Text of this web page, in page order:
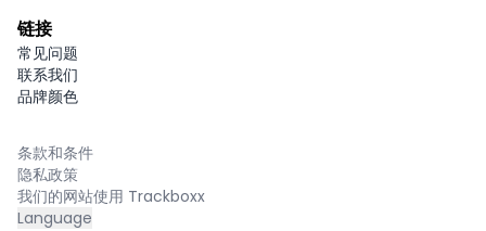
链接
常见问题
联系我们
品牌颜色
条款和条件
隐私政策
我们的网站使用 Trackboxx
Language